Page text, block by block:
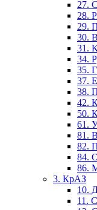
27.
28.
29.
30.
31.
34.
35.
37.
38.
42.
50.
61.
81.
82.
84.
86.
3. КрАЗ
10.
11.